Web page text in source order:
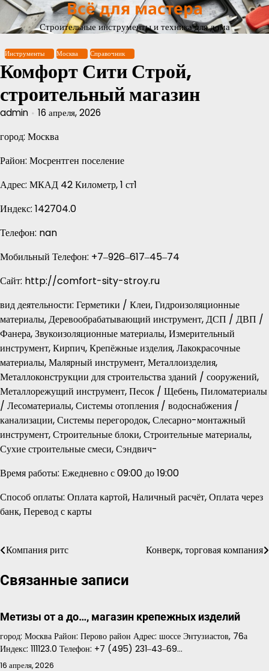
Перейти
содержимому
Всё для мастера
Строительные инструменты и техника для дома
Инструменты Москва Справочник
Комфорт Сити Строй,
строительный магазин
admin 16 апреля, 2026
город: Москва
Район: Мосрентген поселение
Адрес: МКАД 42 Километр, 1 ст1
Индекс: 142704.0
Телефон: nan
Мобильный Телефон: +7‒926‒617‒45‒74
Сайт: http://comfort-sity-stroy.ru
вид деятельности: Герметики / Клеи, Гидроизоляционные
материалы, Деревообрабатывающий инструмент, ДСП / ДВП /
Фанера, Звукоизоляционные материалы, Измерительный
инструмент, Кирпич, Крепёжные изделия, Лакокрасочные
материалы, Малярный инструмент, Металлоизделия,
Металлоконструкции для строительства зданий / сооружений,
Металлорежущий инструмент, Песок / Щебень, Пиломатериалы
/ Лесоматериалы, Системы отопления / водоснабжения /
канализации, Системы перегородок, Слесарно-монтажный
инструмент, Строительные блоки, Строительные материалы,
Сухие строительные смеси, Сэндвич-
Время работы: Ежедневно с 09:00 до 19:00
Способ оплаты: Оплата картой, Наличный расчёт, Оплата через
банк, Перевод с карты
Навигация
по
Компания ритс Конверк, торговая компания
Связанные записи
Метизы от а до…, магазин крепежных изделий
город: Москва Район: Перово район Адрес: шоссе Энтузиастов, 76а
Индекс: 111123.0 Телефон: +7 (495) 231‒43‒69…
16 апреля, 2026